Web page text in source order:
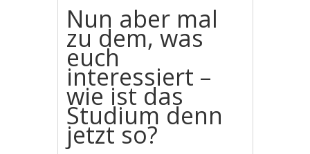
Nun aber mal
zu dem, was
euch
interessiert –
wie ist das
Studium denn
jetzt so?